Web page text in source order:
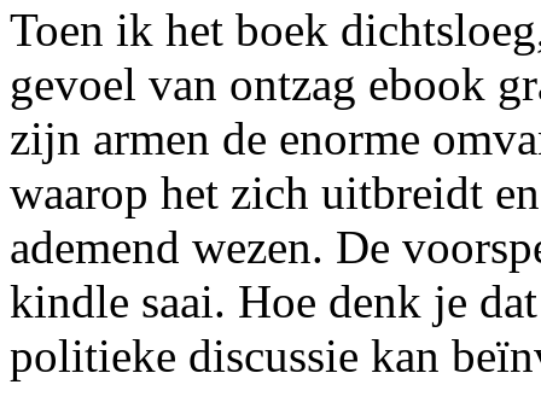
Toen ik het boek
gevoel van ontzag ebook
zijn armen de enorme
waarop het zich uitbreidt
ademend wezen. De
kindle saai. Hoe denk je
politieke discussie kan